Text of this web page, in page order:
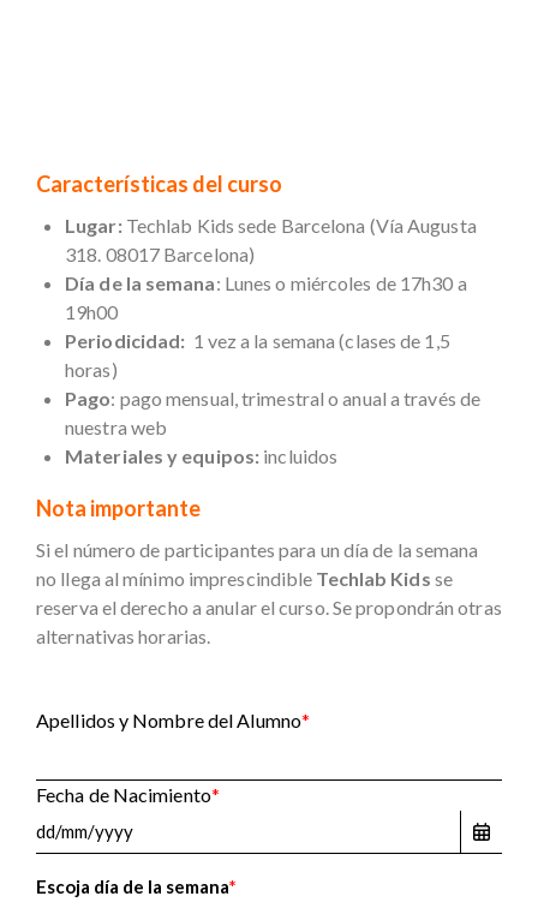
Características del curso
Lugar: Techlab Kids sede Barcelona (Vía Augusta
318. 08017 Barcelona)
Día de la semana: Lunes o miércoles de 17h30 a
19h00
Periodicidad: 1 vez a la semana (clases de 1,5
horas)
Pago: pago mensual, trimestral o anual a través de
nuestra web
Materiales y equipos: incluidos
Nota importante
Si el número de participantes para un día de la semana
no llega al mínimo imprescindible Techlab Kids se
reserva el derecho a anular el curso. Se propondrán otras
alternativas horarias.
*
Apellidos y Nombre del Alumno
*
Fecha de Nacimiento
*
Escoja día de la semana